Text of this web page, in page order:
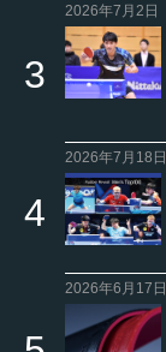
2026年7月2日
2026年7月18日
2026年6月17日